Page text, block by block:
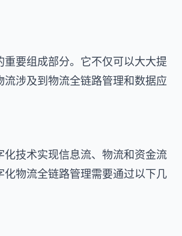
要组成部分。它不仅可以大大提
涉及到物流全链路管理和数据应
技术实现信息流、物流和资金流
物流全链路管理需要通过以下几